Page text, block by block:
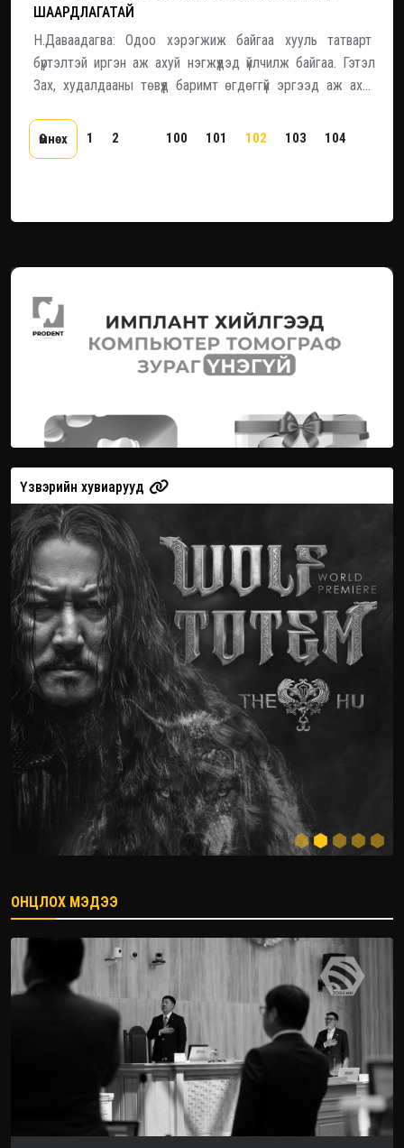
ШААРДЛАГАТАЙ
Н.Даваадагва: Одоо хэрэгжиж байгаа хууль татварт
бүртэлтэй иргэн аж ахуй нэгжүүдэд үйлчилж байгаа. Гэтэл
Зах, худалдааны төвүүд баримт өгдөггүй эргээд аж ахуй
НӨАТ-ыг 5 хувь болгож, нийт массыг хамруулах
шаардлагатай байна.
Өмнөх 1 2 100 101 102 103 104
Үзвэрийн хувиарууд
2026.08.08
ОНЦЛОХ МЭДЭЭ